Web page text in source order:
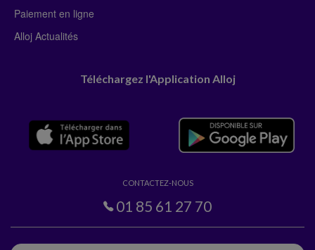
Paiement en ligne
Alloj Actualités
Téléchargez l'Application Alloj
CONTACTEZ-NOUS
01 85 61 27 70